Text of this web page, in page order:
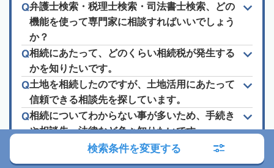
弁護士検索・税理士検索・司法書士検索、どの
機能を使って専門家に相談すればいいでしょう
か？
相続にあたって、どのくらい相続税が発生する
かを知りたいです。
土地を相続したのですが、土地活用にあたって
信頼できる相談先を探しています。
相続についてわからない事が多いため、手続き
や相談先、法律など色々知りたいです。
「ランキング」や「口コミ」「おすすめ」って
信頼できるの？
検索条件を変更する